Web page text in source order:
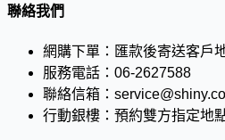
聯絡我們
網購下單： 匯款後寄送客戶
服務電話： 06-2627588
聯絡信箱：
行動銀樓： 預約雙方指定地